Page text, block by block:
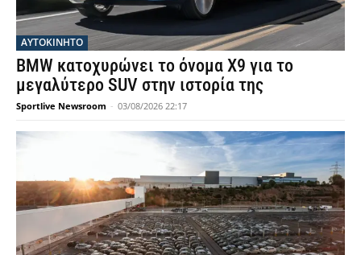
ΑΥΤΟΚΙΝΗΤΟ
BMW κατοχυρώνει το όνομα X9 για το
μεγαλύτερο SUV στην ιστορία της
Sportlive Newsroom - 03/08/2026 22:17